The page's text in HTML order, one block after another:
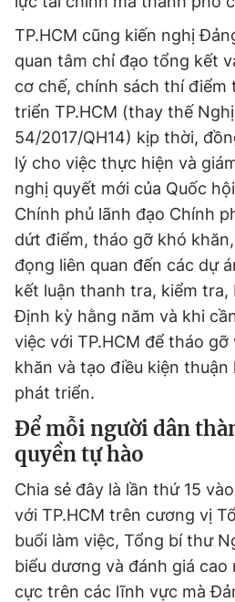
TP.HCM cũng kiến nghị
quan tâm chỉ đạo tổng kết
cơ chế, chính sách thí điểm
triển TP.HCM (thay thế
54/2017/QH14) kịp thời,
lý cho việc thực hiện và
nghị quyết mới của Quốc
Chính phủ lãnh đạo Chính
dứt điểm, tháo gỡ khó
đọng liên quan đến các dự
kết luận thanh tra, kiểm tra,
Định kỳ hằng năm và khi
việc với TP.HCM để tháo
khăn và tạo điều kiện
phát triển.
Để mỗi người dân
quyền tự hào
Chia sẻ đây là lần thứ 15
với TP.HCM trên cương vị
buổi làm việc, Tổng bí thư
biểu dương và đánh giá
cực trên các lĩnh vực mà